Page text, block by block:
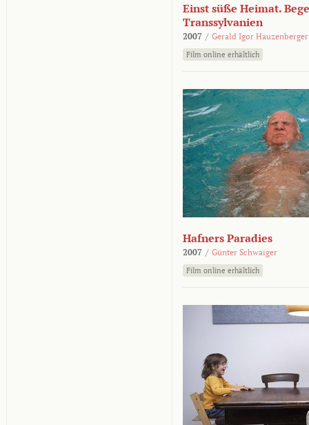
Einst süße Heimat.
Transsylvanien
2007 / Gerald Igor Hauzenberger
Film online erhältlich
Hafners Paradies
2007 / Günter Schwaiger
Film online erhältlich